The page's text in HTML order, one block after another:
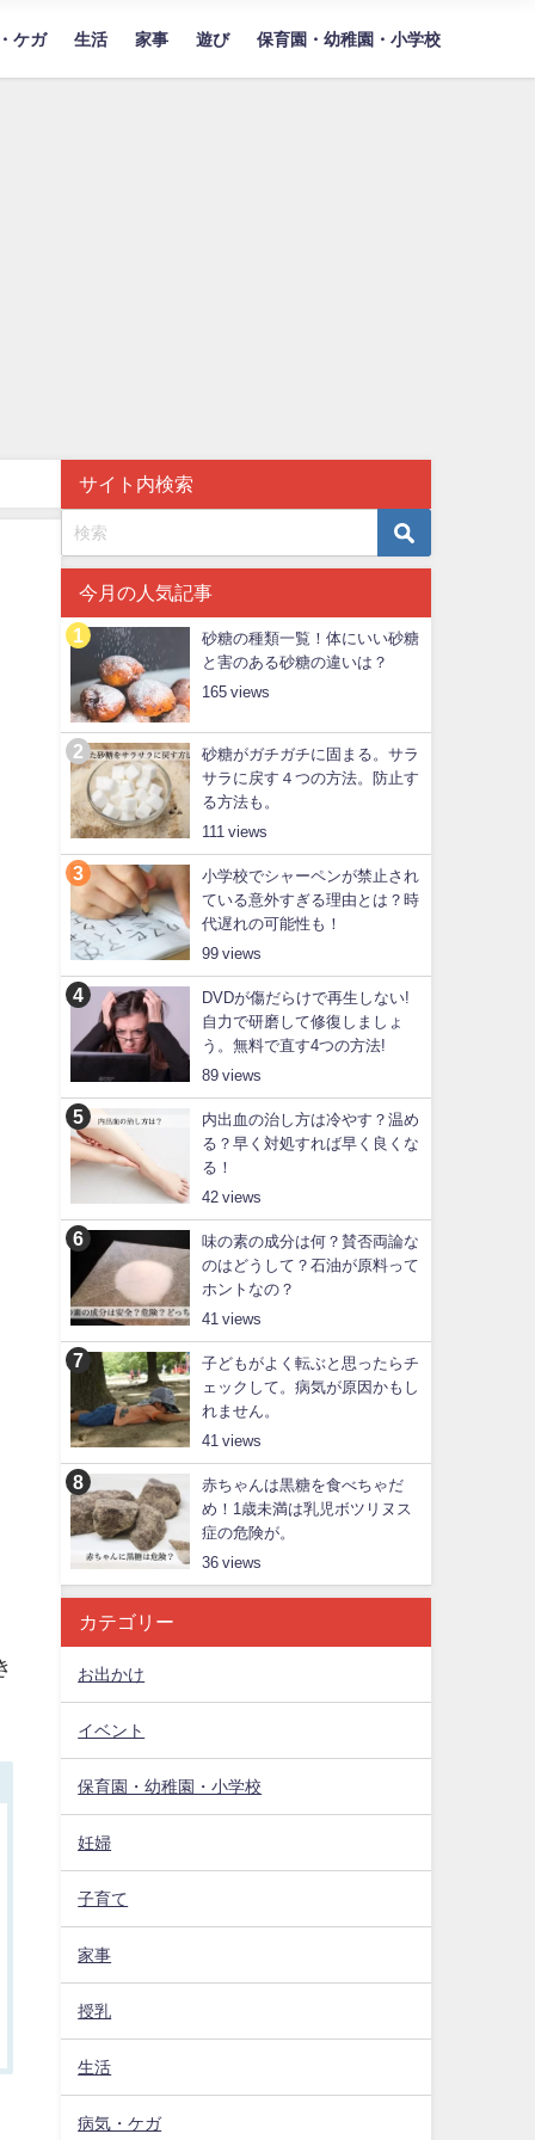
ケガ 生活 家事 遊び 保育園・幼稚園・小学校
サイト内検索
今月の人気記事
砂糖の種類一覧！体にいい砂糖
と害のある砂糖の違いは？
165
砂糖がガチガチに固まる。サラ
サラに戻す４つの方法。防止す
る方法も。
111
小学校でシャーペンが禁止され
ている意外すぎる理由とは？時
代遅れの可能性も！
99
DVDが傷だらけで再生しない!
自力で研磨して修復しましょ
う。無料で直す4つの方法!
89
内出血の治し方は冷やす？温め
る？早く対処すれば早く良くな
る！
42
味の素の成分は何？賛否両論な
のはどうして？石油が原料って
ホントなの？
41
子どもがよく転ぶと思ったらチ
ェックして。病気が原因かもし
れません。
41
赤ちゃんは黒糖を食べちゃだ
め！1歳未満は乳児ボツリヌス
症の危険が。
36
カテゴリー
お出かけ
イベント
保育園・幼稚園・小学校
妊婦
子育て
家事
授乳
生活
病気・ケガ